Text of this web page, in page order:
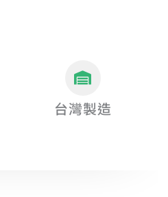
台灣製造